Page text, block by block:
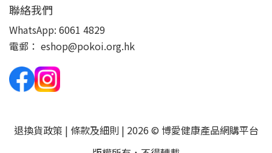
聯絡我們
WhatsApp: 6061 4829
電郵： eshop@pokoi.org.hk
退換貨政策 | 條款及細則 | 2026 © 博愛健康產品網購平台